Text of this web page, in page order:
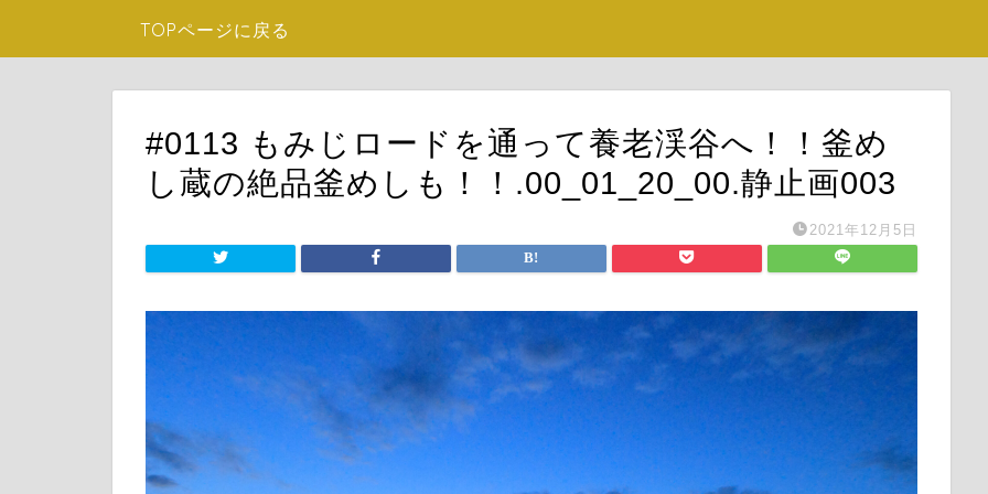
TOPページに戻る
#0113 もみじロードを通って養老渓谷へ！！釜め
し蔵の絶品釜めしも！！.00_01_20_00.静止画003
2021年12月5日